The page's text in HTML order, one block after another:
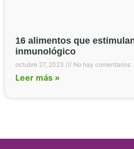
16 alimentos que
inmunológico
octubre 27, 2023 No hay comentarios
Leer más »